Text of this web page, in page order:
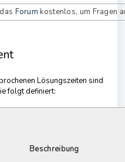
Forumkostenlos, um Fragen
Lösungszeiten sind
folgt definiert:
Beschreibung